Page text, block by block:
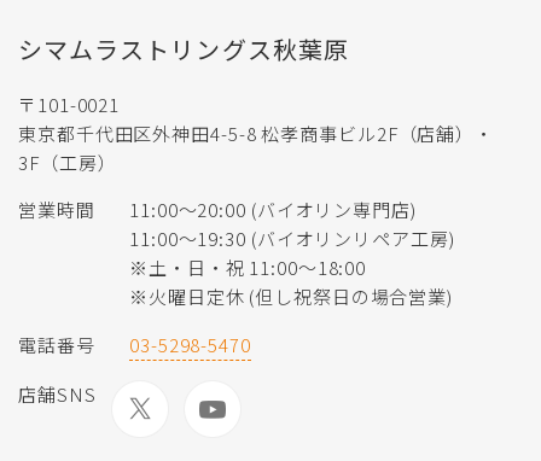
シマムラストリングス秋葉原
〒101-0021
東京都千代田区外神田4-5-8 松孝商事ビル2F（店舗）・
3F（工房）
営業時間
11:00〜20:00 (バイオリン専門店)
11:00〜19:30 (バイオリンリペア工房)
※土・日・祝 11:00〜18:00
※火曜日定休 (但し祝祭日の場合営業)
電話番号
03-5298-5470
店舗SNS